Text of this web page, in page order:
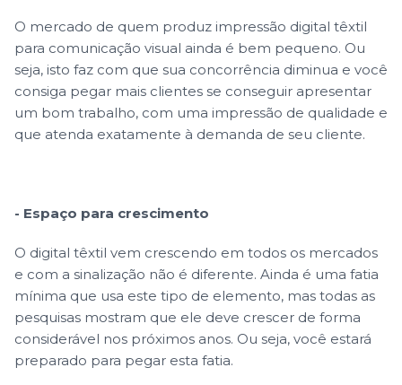
O mercado de quem produz impressão digital têxtil
para comunicação visual ainda é bem pequeno. Ou
seja, isto faz com que sua concorrência diminua e você
consiga pegar mais clientes se conseguir apresentar
um bom trabalho, com uma impressão de qualidade e
que atenda exatamente à demanda de seu cliente.
- Espaço para crescimento
O digital têxtil vem crescendo em todos os mercados
e com a sinalização não é diferente. Ainda é uma fatia
mínima que usa este tipo de elemento, mas todas as
pesquisas mostram que ele deve crescer de forma
considerável nos próximos anos. Ou seja, você estará
preparado para pegar esta fatia.